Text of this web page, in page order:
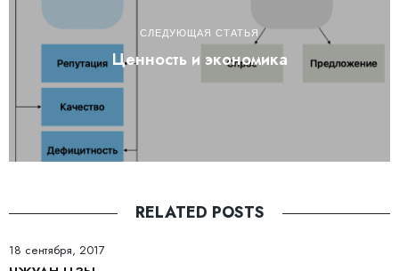
СЛЕДУЮЩАЯ СТАТЬЯ
Ценность и экономика
RELATED POSTS
18 сентября, 2017